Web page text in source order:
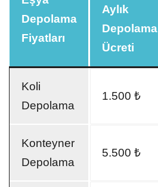
Depolama
Fiyatları
Aylık
Depolama
Ücreti
Koli
Depolama
1.500 ₺
Konteyner
Depolama
5.500 ₺